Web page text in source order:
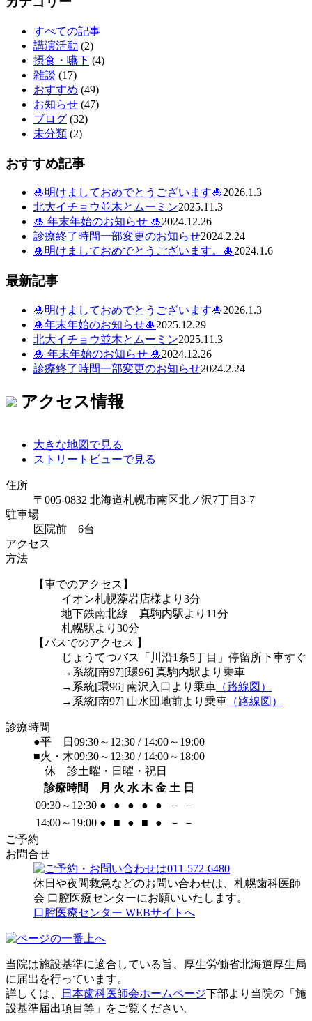
すべての記事
講演活動 (2)
摂食・嚥下 (4)
雑談 (17)
おすすめ (49)
お知らせ (47)
ブログ (32)
未分類 (2)
おすすめ記事
🎍明けましておめでとうございます🎍2026.1.3
北大イチョウ並木とムーミン2025.11.3
🎍 年末年始のお知らせ 🎍2024.12.26
診療終了時間一部変更のお知らせ2024.2.24
🎍明けましておめでとうございます。🎍2024.1.6
最新記事
🎍明けましておめでとうございます🎍2026.1.3
🎍年末年始のお知らせ🎍2025.12.29
北大イチョウ並木とムーミン2025.11.3
🎍 年末年始のお知らせ 🎍2024.12.26
診療終了時間一部変更のお知らせ2024.2.24
アクセス情報
大きな地図で見る
ストリートビューで見る
住所
〒005-0832 北海道札幌市南区北ノ沢7丁目3-7
駐車場
医院前 6台
アクセス
方法
【車でのアクセス】
イオン札幌藻岩店様より3分
地下鉄南北線 真駒内駅より11分
札幌駅より30分
【バスでのアクセス 】
じょうてつバス「川沿1条5丁目」停留所下車すぐ
→系統[南97][環96] 真駒内駅より乗車
→系統[環96] 南沢入口より乗車 （路線図）
→系統[南97] 山水団地前より乗車 （路線図）
診療時間
●平 日 09:30～12:30 / 14:00～19:00
■火・木09:30～12:30 / 14:00～18:00
休 診土曜・日曜・祝日
診療時間
月 火 水 木 金 土 日
09:30～12:30 ● ● ● ● ● －
－
14:00～19:00 ● ■ ● ■ ● －
－
ご予約
お問合せ
休日や夜間救急などのお問い合わせは、札幌歯科医師
会 口腔医療センターにお願いいたします。
口腔医療センター WEBサイトへ
当院は施設基準に適合している旨、厚生労働省北海道厚生局
に届出を行っています。
詳しくは、
日本歯科医師会ホームページ下部より当院の「施
設基準届出項目等」をご覧ください。